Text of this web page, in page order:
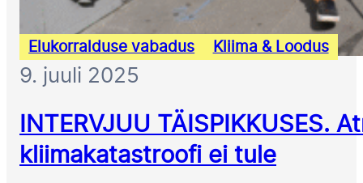
Elukorralduse vabadus Kliima & Loodus
9. juuli 2025
INTERVJUU TÄISPIKKUSES.
kliimakatastroofi ei tule